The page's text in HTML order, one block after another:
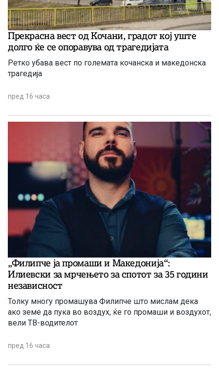
Прекрасна вест од Кочани, градот кој уште
долго ќе се опоравува од трагедијата
Ретко убава вест по големата кочанска и македонска
трагедија
пред 16 часа
„Филипче ја промаши и Македонија“:
Илиевски за мрчењето за спотот за 35 години
независност
Толку многу промашува Филипче што мислам дека
ако земе да пука во воздух, ќе го промаши и воздухот,
вели ТВ-водителот
пред 16 часа